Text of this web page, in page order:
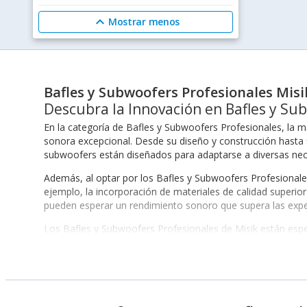
expand_less Mostrar menos
Bafles y Subwoofers Profesionales
Descubra la Innovación en Bafles y
En la categoría de Bafles y Subwoofers Profesionales, la
sonora excepcional. Desde su diseño y construcción
subwoofers están diseñados para adaptarse a diversas
Además, al optar por los Bafles y Subwoofers
ejemplo, la incorporación de materiales de calidad
pueden esperar un rendimiento sonoro que supera las
Los Bafles y Subwoofers Profesionales de Misik están
sin problemas en un sistema existente, maximizando la
Características Destacadas de los Productos Misik